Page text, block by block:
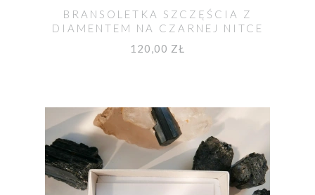
BRANSOLETKA SZCZĘŚCIA Z
DIAMENTEM NA CZARNEJ NITCE
120,00 ZŁ